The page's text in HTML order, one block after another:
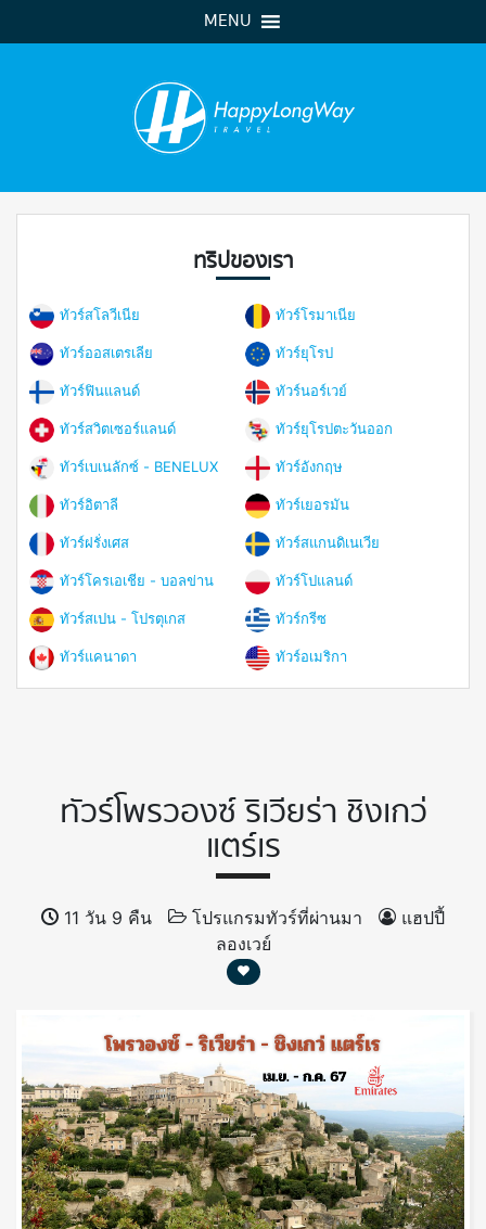
MENU
ทริปของเรา
ทัวร์สโลวีเนีย ทัวร์โรมาเนีย
ทัวร์ออสเตรเลีย ทัวร์ยุโรป
ทัวร์ฟินแลนด์ ทัวร์นอร์เวย์
ทัวร์สวิตเซอร์แลนด์ ทัวร์ยุโรปตะวันออก
ทัวร์เบเนลักซ์ - BENELUX ทัวร์อังกฤษ
ทัวร์อิตาลี ทัวร์เยอรมัน
ทัวร์ฝรั่งเศส ทัวร์สแกนดิเนเวีย
ทัวร์โครเอเชีย - บอลข่าน ทัวร์โปแลนด์
ทัวร์สเปน - โปรตุเกส ทัวร์กรีซ
ทัวร์แคนาดา ทัวร์อเมริกา
ทัวร์โพรวองซ์ ริเวียร่า ชิงเกว่
แตร์เร
11 วัน 9 คืน โปรแกรมทัวร์ที่ผ่านมา
แฮปปี้
ลองเวย์